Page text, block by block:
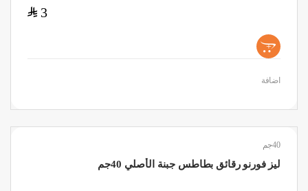
3
$
+
اضافة
40جم
ليز فورنو رقائق بطاطس جبنة الأصلي 40جم